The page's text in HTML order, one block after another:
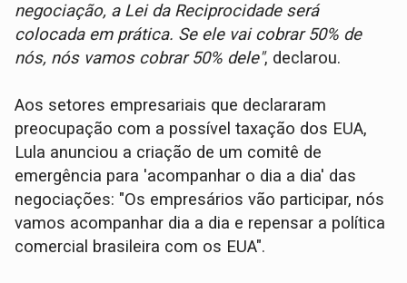
negociação, a Lei da Reciprocidade será
colocada em prática. Se ele vai cobrar 50% de
nós, nós vamos cobrar 50% dele", declarou.
Aos setores empresariais que declararam
preocupação com a possível taxação dos EUA,
Lula anunciou a criação de um comitê de
emergência para 'acompanhar o dia a dia' das
negociações: "Os empresários vão participar, nós
vamos acompanhar dia a dia e repensar a política
comercial brasileira com os EUA".